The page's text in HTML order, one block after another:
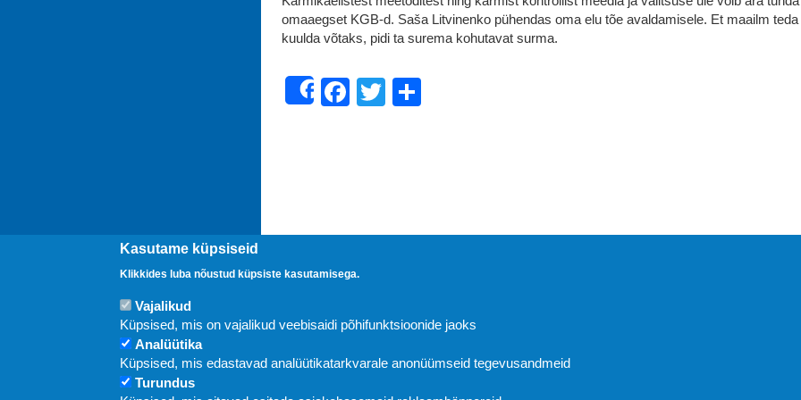
omaaegset KGB-d. Saša Litvinenko pühendas oma elu tõe avaldamisele. Et maailm teda
kuulda võtaks, pidi ta surema kohutavat surma.
ShareFacebook
Twitter
Kasutame küpsiseid
Klikkides luba nõustud küpsiste kasutamisega.
Vajalikud
Küpsised, mis on vajalikud veebisaidi põhifunktsioonide jaoks
Analüütika
Küpsised, mis edastavad analüütikatarkvarale anonüümseid tegevusandmeid
Turundus